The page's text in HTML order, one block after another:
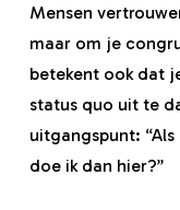
Mensen
maar om je
betekent ook dat
status quo uit te
uitgangspunt:
doe ik dan hier?”